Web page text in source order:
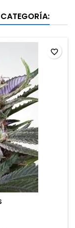
favorite_border